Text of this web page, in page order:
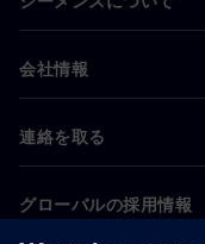
会社情報
連絡を取る
グローバルの採用情報